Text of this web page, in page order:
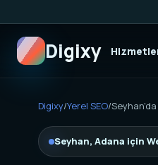
Digixy
Digixy/Yerel SEO/
Seyhan, Adana için